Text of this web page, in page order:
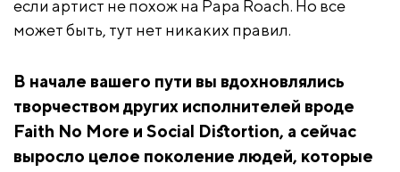
если артист не похож на Papa Roach. Но все
может быть, тут нет никаких правил.
В начале вашего пути вы вдохновлялись
творчеством других исполнителей вроде
Faith No More и Social Distortion, а сейчас
выросло целое поколение людей, которые